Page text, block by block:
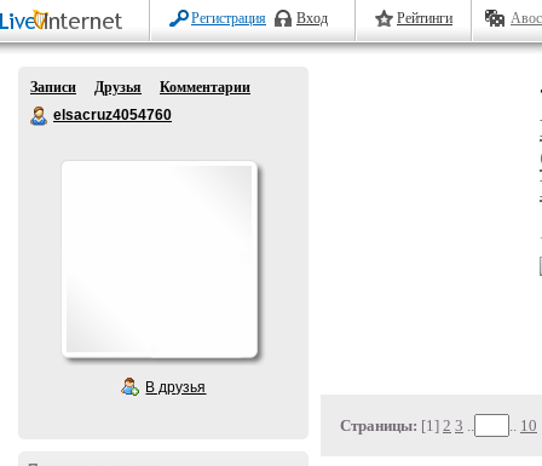
Регистрация Вход Рейтинги
Записи Друзья
Комментарии
elsacruz4054760
В друзья
Страницы: [1] 2 3 10